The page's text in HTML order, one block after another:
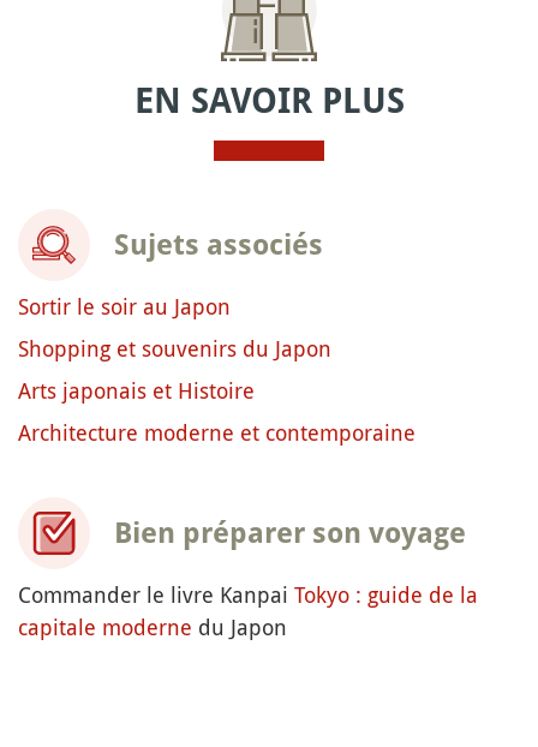
EN SAVOIR PLUS
Sujets associés
Sortir le soir au Japon
Shopping et souvenirs du Japon
Arts japonais et Histoire
Architecture moderne et contemporaine
Bien préparer son voyage
Commander le livre Kanpai Tokyo : guide de la
capitale moderne du Japon